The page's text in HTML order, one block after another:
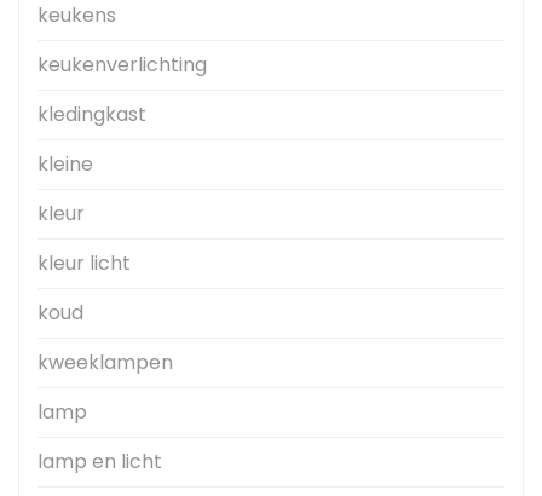
keukens
keukenverlichting
kledingkast
kleine
kleur
kleur licht
koud
kweeklampen
lamp
lamp en licht